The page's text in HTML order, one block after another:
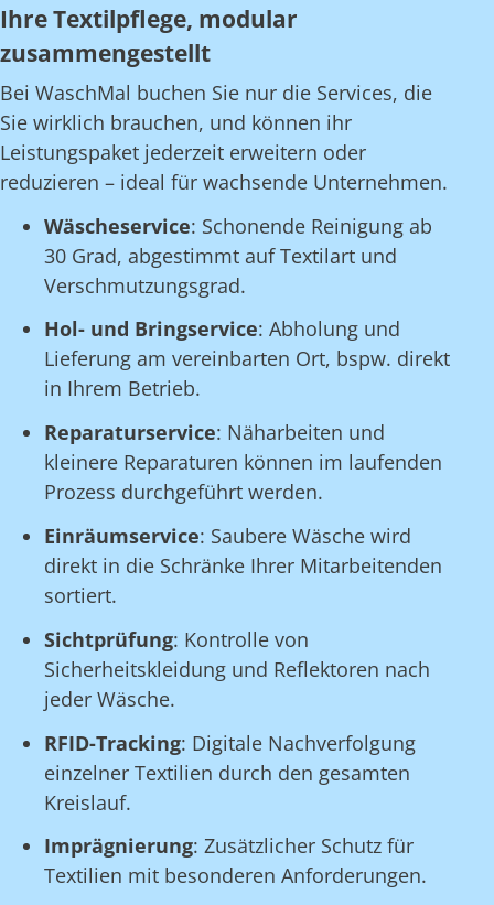
Ihre Textilpflege, modular
zusammengestellt
Bei WaschMal buchen Sie nur die Services, die
Sie wirklich brauchen, und können ihr
Leistungspaket jederzeit erweitern oder
reduzieren – ideal für wachsende Unternehmen.
Wäscheservice: Schonende Reinigung ab
30 Grad, abgestimmt auf Textilart und
Verschmutzungsgrad.
Hol- und Bringservice: Abholung und
Lieferung am vereinbarten Ort, bspw. direkt
in Ihrem Betrieb.
Reparaturservice: Näharbeiten und
kleinere Reparaturen können im laufenden
Prozess durchgeführt werden.
Einräumservice: Saubere Wäsche wird
direkt in die Schränke Ihrer Mitarbeitenden
sortiert.
Sichtprüfung: Kontrolle von
Sicherheitskleidung und Reflektoren nach
jeder Wäsche.
RFID-Tracking: Digitale Nachverfolgung
einzelner Textilien durch den gesamten
Kreislauf.
Imprägnierung: Zusätzlicher Schutz für
Textilien mit besonderen Anforderungen.